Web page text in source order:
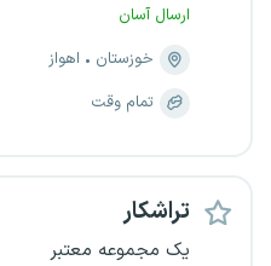
ارسال آسان
خوزستان
اهواز
تمام وقت
تراشکار
یک مجموعه معتبر